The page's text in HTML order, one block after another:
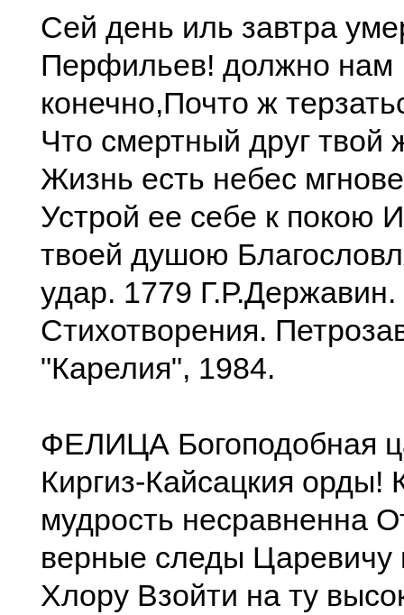
Сей день иль завтра
Перфильев! должно нам
конечно,Почто ж
Что смертный друг твой
Жизнь есть небес
Устрой ее себе к покою
твоей душою
удар. 1779 Г.Р.Державин.
Стихотворения.
"Карелия", 1984.
ФЕЛИЦА Богоподобная
Киргиз-Кайсацкия орды!
мудрость несравненна
верные следы
Хлору Взойти на ту